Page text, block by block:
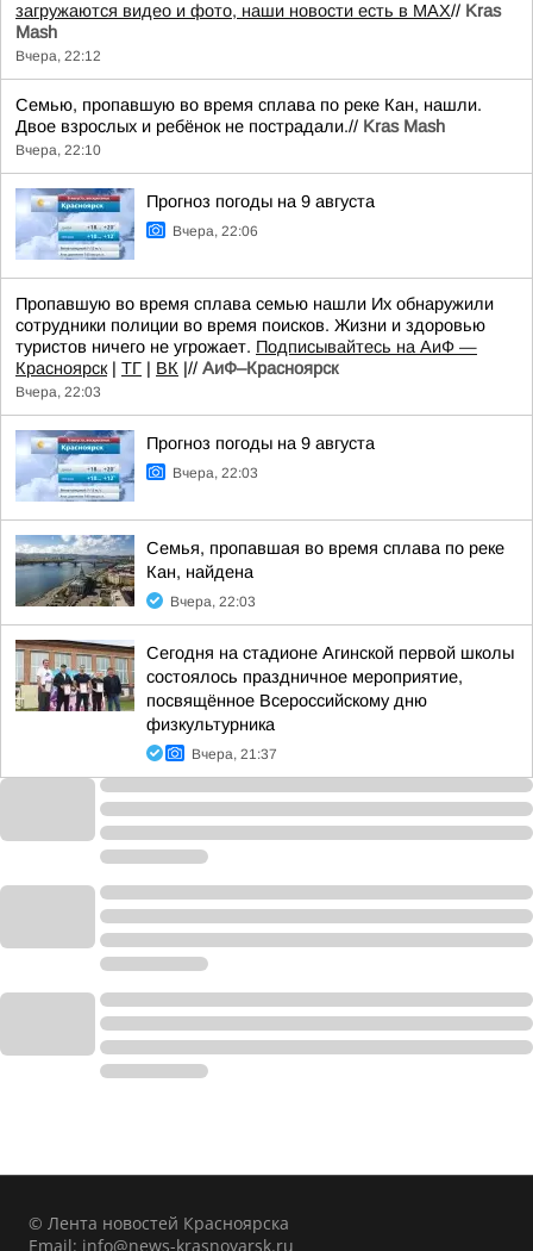
загружаются видео и фото, наши новости есть в MAX// Kras
Mash
Вчера, 22:12
Семью, пропавшую во время сплава по реке Кан, нашли.
Двое взрослых и ребёнок не пострадали.// Kras Mash
Вчера, 22:10
Прогноз погоды на 9 августа
Вчера, 22:06
Пропавшую во время сплава семью нашли Их обнаружили
сотрудники полиции во время поисков. Жизни и здоровью
туристов ничего не угрожает. Подписывайтесь на АиФ —
Красноярск| ТГ | ВК |// АиФ–Красноярск
Вчера, 22:03
Прогноз погоды на 9 августа
Вчера, 22:03
Семья, пропавшая во время сплава по реке
Кан, найдена
Вчера, 22:03
Сегодня на стадионе Агинской первой школы
состоялось праздничное мероприятие,
посвящённое Всероссийскому дню
физкультурника
Вчера, 21:37
© Лента новостей Красноярска
Email: info@news-krasnoyarsk.ru